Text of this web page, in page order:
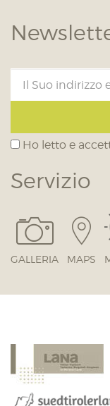
Ho letto e
Servizio
GALLERIA MAPS